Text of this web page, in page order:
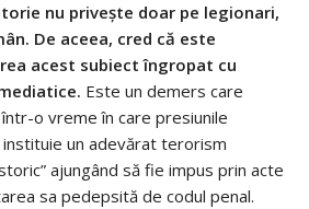
nu privește doar pe legionari,
De aceea, cred că este
acest subiect îngropat cu
Este un demers care
o vreme în care presiunile
un adevărat terorism
ajungând să fie impus prin acte
sa pedepsită de codul penal.